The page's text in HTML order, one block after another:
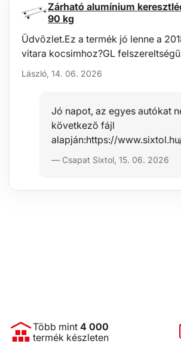
Zárható alumínium
90 kg
Üdvözlet.Ez a termék jó lenne a
vitara kocsimhoz?GL
László, 14. 06. 2026
Jó napot, az egyes autókat
következő fájl
alapján:https://
— Csapat Sixtol, 15. 06. 2026
Több mint 4 000
termék készleten